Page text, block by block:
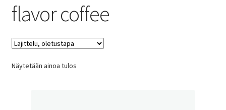
Kassa
Kauppa
Oma tili
flavor coffee
Näytetään ainoa tulos